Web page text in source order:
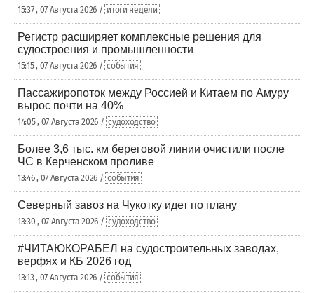
15:37 , 07 Августа 2026 / итоги недели
Регистр расширяет комплексные решения для
судостроения и промышленности
15:15 , 07 Августа 2026 / события
Пассажиропоток между Россией и Китаем по Амуру
вырос почти на 40%
14:05 , 07 Августа 2026 / судоходство
Более 3,6 тыс. км береговой линии очистили после
ЧС в Керченском проливе
13:46 , 07 Августа 2026 / события
Северный завоз на Чукотку идет по плану
13:30 , 07 Августа 2026 / судоходство
#ЧИТАЮКОРАБЕЛ на судостроительных заводах,
верфях и КБ 2026 год
13:13 , 07 Августа 2026 / события